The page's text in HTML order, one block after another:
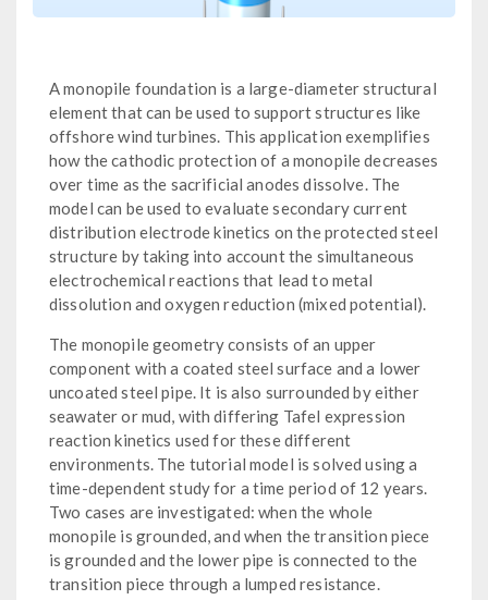
A monopile foundation is a large-diameter structural
element that can be used to support structures like
offshore wind turbines. This application exemplifies
how the cathodic protection of a monopile decreases
over time as the sacrificial anodes dissolve. The
model can be used to evaluate secondary current
distribution electrode kinetics on the protected steel
structure by taking into account the simultaneous
electrochemical reactions that lead to metal
dissolution and oxygen reduction (mixed potential).
The monopile geometry consists of an upper
component with a coated steel surface and a lower
uncoated steel pipe. It is also surrounded by either
seawater or mud, with differing Tafel expression
reaction kinetics used for these different
environments. The tutorial model is solved using a
time-dependent study for a time period of 12 years.
Two cases are investigated: when the whole
monopile is grounded, and when the transition piece
is grounded and the lower pipe is connected to the
transition piece through a lumped resistance.